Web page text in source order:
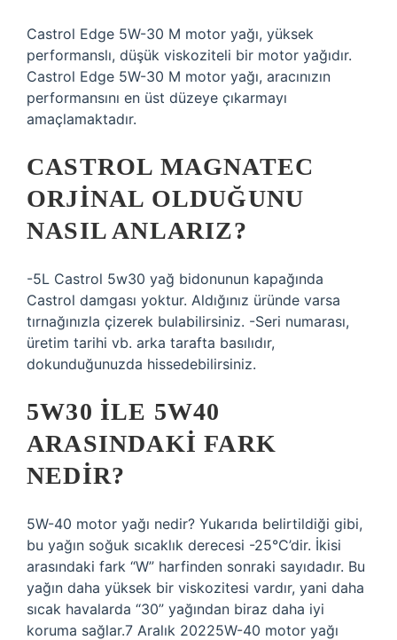
Castrol Edge 5W-30 M motor yağı, yüksek
performanslı, düşük viskoziteli bir motor yağıdır.
Castrol Edge 5W-30 M motor yağı, aracınızın
performansını en üst düzeye çıkarmayı
amaçlamaktadır.
CASTROL MAGNATEC
ORJINAL OLDUĞUNU
NASIL ANLARIZ?
-5L Castrol 5w30 yağ bidonunun kapağında
Castrol damgası yoktur. Aldığınız üründe varsa
tırnağınızla çizerek bulabilirsiniz. -Seri numarası,
üretim tarihi vb. arka tarafta basılıdır,
dokunduğunuzda hissedebilirsiniz.
5W30 ILE 5W40
ARASINDAKI FARK
NEDIR?
5W-40 motor yağı nedir? Yukarıda belirtildiği gibi,
bu yağın soğuk sıcaklık derecesi -25°C’dir. İkisi
arasındaki fark “W” harfinden sonraki sayıdadır. Bu
yağın daha yüksek bir viskozitesi vardır, yani daha
sıcak havalarda “30” yağından biraz daha iyi
koruma sağlar.7 Aralık 20225W-40 motor yağı